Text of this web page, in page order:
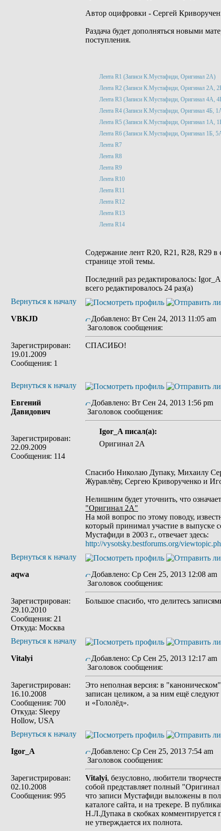
Автор оцифровки - Сергей
Раздача будет дополняться новыми
поступления.
Лента R1 (Записи К.Мустафиди, Оригинал 2А)
Лента R2 (Записи К.Мустафиди, Оригинал 2А,
Лента R3 (Записи К.Мустафиди, Оригинал 4А,
Лента R4 (Записи К.Мустафиди, Оригинал 4Б,
Лента R5 (Записи К.Мустафиди, Оригинал 1А,
Лента R6 (Записи К.Мустафиди, Оригинал 1Б,
Лента R7
Лента R8
Лента R9
Лента R10
Лента R11
Лента R12
Лента R13
Лента R14
Содержание лент R20, R21, R28, R29 в
странице этой темы.
Последний раз редактировалось:
всего редактировалось 24 раз(а)
Вернуться к началу
VBKJD
Зарегистрирован:
19.01.2009
Сообщения: 1
Добавлено: Вт Сен 24, 2013 11:05 am
Заголовок сообщения:
СПАСИБО!
Вернуться к началу
Евгений
Давидович
Зарегистрирован:
22.09.2009
Сообщения: 114
Добавлено: Вт Сен 24, 2013 1:56 pm
Заголовок сообщения:
Igor_A писал(а):
Оригинал 2А
Спасибо Николаю Дупаку, Михаилу
Журавлёву, Сергею Криворученко и
Нелишним будет уточнить, что
"Оригинал 2А"
На мой вопрос по этому поводу,
который принимал участие в выпуске
Мустафиди в 2003 г., отвечает здесь:
http://vysotsky.bestforums.org/
Вернуться к началу
aqwa
Зарегистрирован:
29.10.2010
Сообщения: 21
Откуда: Москва
Добавлено: Ср Сен 25, 2013 12:08 am
Заголовок сообщения:
Большое спасибо, что делитесь
Вернуться к началу
Vitalyi
Зарегистрирован:
16.10.2008
Сообщения: 700
Откуда: Sleepy
Hollow, USA
Добавлено: Ср Сен 25, 2013 12:17 am
Заголовок сообщения:
Это неполная версия: в
записан целиком, а за ним ещё
и «Гололёд».
Вернуться к началу
Igor_A
Зарегистрирован:
02.10.2008
Сообщения: 995
Добавлено: Ср Сен 25, 2013 7:54 am
Заголовок сообщения:
Vitalyi, безусловно, любители
собой представляет полный
что записи Мустафиди выложены в
каталоге cайта, и на трекере. В
Н.Л.Дупака в скобках комментируется
не утверждается их полнота.